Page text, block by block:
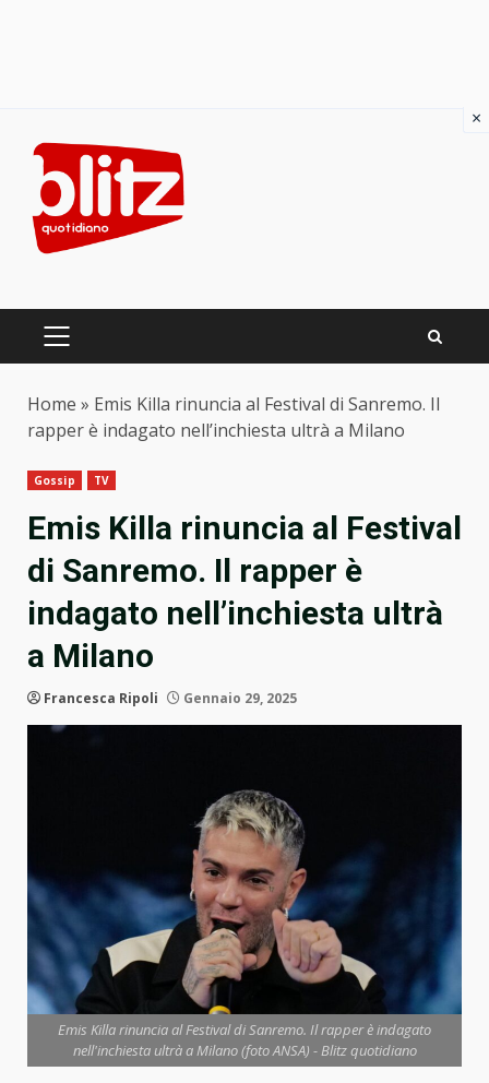
content
PRIMARY
Home » Emis Killa rinuncia al Festival di Sanremo. Il
rapper è indagato nell’inchiesta ultrà a Milano
Gossip TV
Emis Killa rinuncia al Festival
di Sanremo. Il rapper è
indagato nell’inchiesta ultrà
a Milano
Francesca Ripoli Gennaio 29, 2025
Emis Killa rinuncia al Festival di Sanremo. Il rapper è indagato
nell'inchiesta ultrà a Milano (foto ANSA) - Blitz quotidiano
×